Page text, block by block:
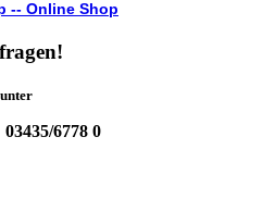
-- Online Shop
03435/6778 0